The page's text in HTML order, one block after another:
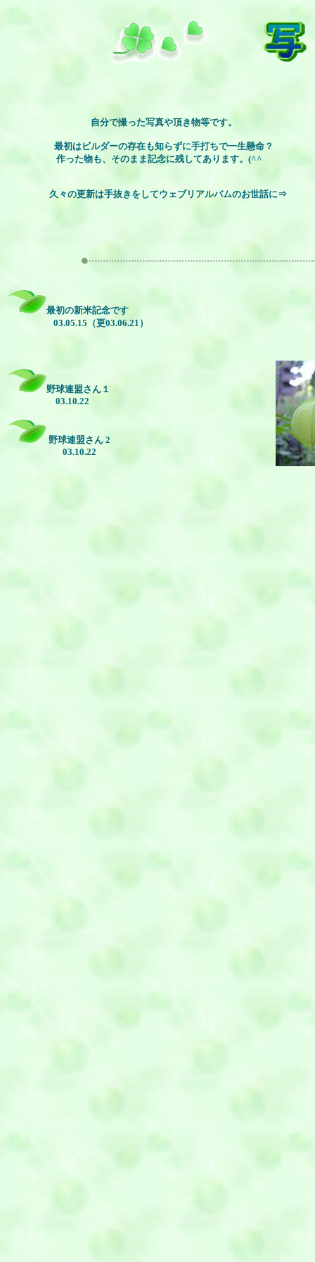
自分で撮った写真や頂き物等です。
最初はビルダーの存在も知らずに手打ちで一生懸命？
作った物も、そのまま記念に残してあります。(^^ゞ
久々の更新は手抜きをしてウェブリアルバムのお世話に⇒
最初の新米記念です
03.05.15（更03.06.21）
野球連盟さん１
03.10.22
野球連盟さん 2
03.10.22